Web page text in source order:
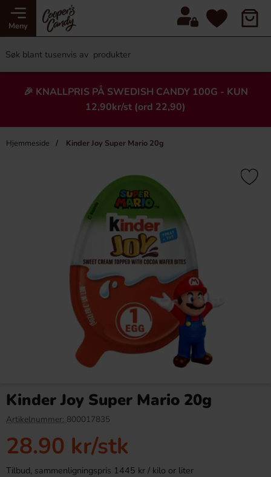
Meny
🎉 KNALLPRIS PÅ SWEDISH CANDY 100G - KUN
12,90kr/st (ord 22,90)
Hjemmeside Kinder Joy Super Mario 20g
Heading
×
9.90 kr
Köp
2L
169.90 kr
Kinder Joy Super Mario 20g
Artikelnummer: 800017835
28.90 kr/stk
Tilbud, sammenligningspris 1445 kr / kilo or liter